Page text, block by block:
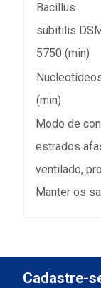
Bacillus
subitilis
5750 (min)
(min)
Modo de
estrados
ventilado,
Manter os
Cadastre-